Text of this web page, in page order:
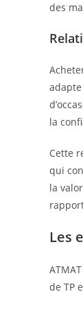
des
la
Cette
qui
la
Les
de TP